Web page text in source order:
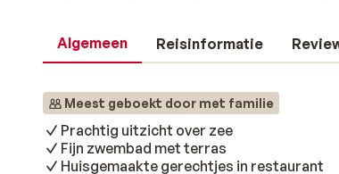
Algemeen Reisinformatie
Meest geboekt door met familie
Prachtig uitzicht over zee
Fijn zwembad met terras
Huisgemaakte gerechtjes in restaurant